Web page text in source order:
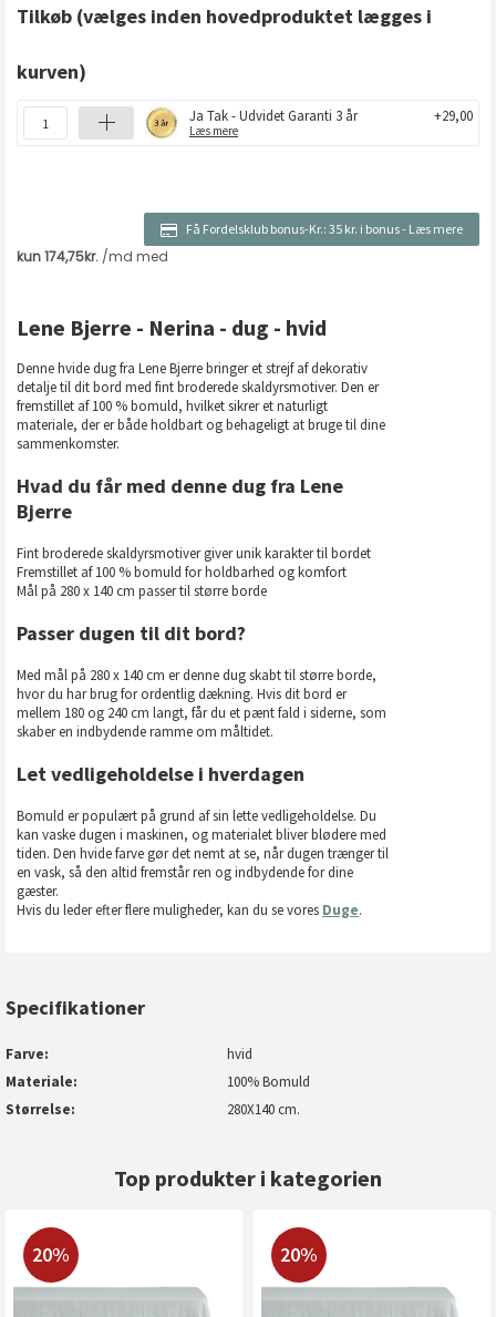
Tilkøb (vælges inden hovedproduktet lægges i
kurven)
Ja Tak - Udvidet Garanti 3 år
Læs mere
+29,00
Få Fordelsklub bonus-Kr.: 35 kr. i bonus- Læs mere
Lene Bjerre - Nerina - dug - hvid
Denne hvide dug fra Lene Bjerre bringer et strejf af dekorativ
detalje til dit bord med fint broderede skaldyrsmotiver. Den er
fremstillet af 100 % bomuld, hvilket sikrer et naturligt
materiale, der er både holdbart og behageligt at bruge til dine
sammenkomster.
Hvad du får med denne dug fra Lene
Bjerre
Fint broderede skaldyrsmotiver giver unik karakter til bordet
Fremstillet af 100 % bomuld for holdbarhed og komfort
Mål på 280 x 140 cm passer til større borde
Passer dugen til dit bord?
Med mål på 280 x 140 cm er denne dug skabt til større borde,
hvor du har brug for ordentlig dækning. Hvis dit bord er
mellem 180 og 240 cm langt, får du et pænt fald i siderne, som
skaber en indbydende ramme om måltidet.
Let vedligeholdelse i hverdagen
Bomuld er populært på grund af sin lette vedligeholdelse. Du
kan vaske dugen i maskinen, og materialet bliver blødere med
tiden. Den hvide farve gør det nemt at se, når dugen trænger til
en vask, så den altid fremstår ren og indbydende for dine
gæster.
Hvis du leder efter flere muligheder, kan du se vores Duge.
Specifikationer
Farve
hvid
Materiale
100% Bomuld
Størrelse
280X140 cm.
Top produkter i kategorien
20% 20%